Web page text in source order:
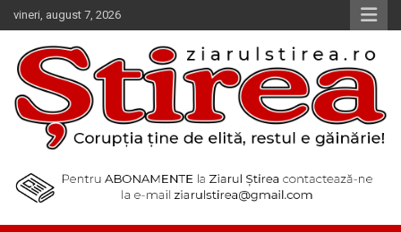
Skip
to
content
vineri, august 7, 2026
Ziarul Știrea